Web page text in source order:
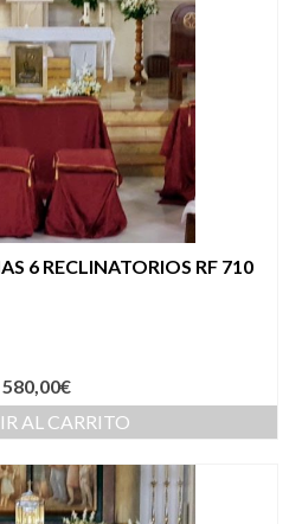
6 RECLINATORIOS RF 710
580,00€
AL CARRITO